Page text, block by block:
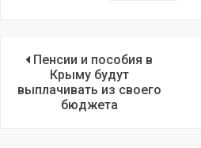
Пенсии и пособия в
Крыму будут
выплачивать из своего
бюджета